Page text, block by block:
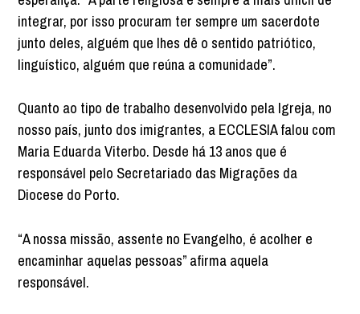
integrar, por isso procuram ter sempre um sacerdote
junto deles, alguém que lhes dê o sentido patriótico,
linguístico, alguém que reúna a comunidade”.
Quanto ao tipo de trabalho desenvolvido pela Igreja, no
nosso país, junto dos imigrantes, a ECCLESIA falou com
Maria Eduarda Viterbo. Desde há 13 anos que é
responsável pelo Secretariado das Migrações da
Diocese do Porto.
“A nossa missão, assente no Evangelho, é acolher e
encaminhar aquelas pessoas” afirma aquela
responsável.